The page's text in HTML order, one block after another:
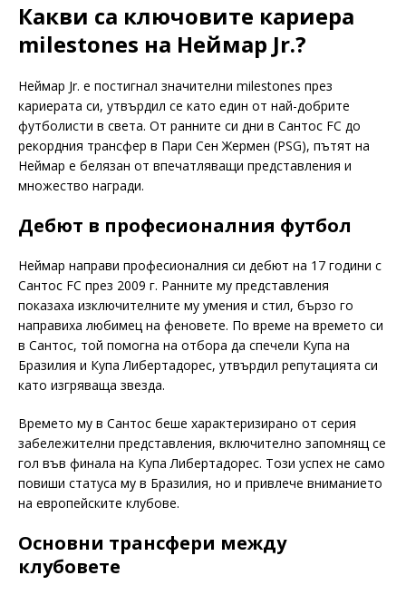
Какви са ключовите кариера
milestones на Неймар Jr.?
Неймар Jr. е постигнал значителни milestones през
кариерата си, утвърдил се като един от най-добрите
футболисти в света. От ранните си дни в Сантос FC до
рекордния трансфер в Пари Сен Жермен (PSG), пътят на
Неймар е белязан от впечатляващи представления и
множество награди.
Дебют в професионалния футбол
Неймар направи професионалния си дебют на 17 години с
Сантос FC през 2009 г. Ранните му представления
показаха изключителните му умения и стил, бързо го
направиха любимец на феновете. По време на времето си
в Сантос, той помогна на отбора да спечели Купа на
Бразилия и Купа Либертадорес, утвърдил репутацията си
като изгряваща звезда.
Времето му в Сантос беше характеризирано от серия
забележителни представления, включително запомнящ се
гол във финала на Купа Либертадорес. Този успех не само
повиши статуса му в Бразилия, но и привлече вниманието
на европейските клубове.
Основни трансфери между
клубовете